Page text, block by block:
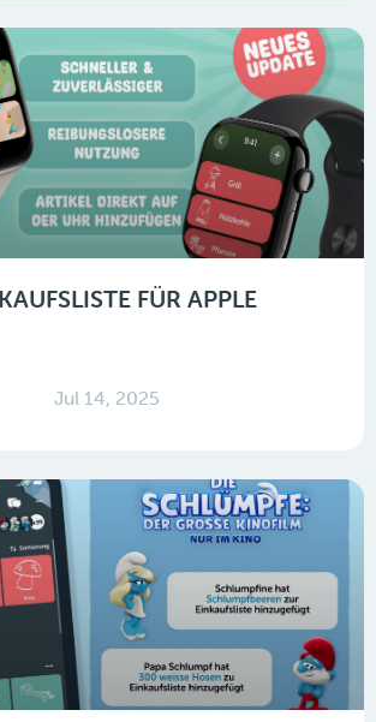
FÜR APPLE
Jul 14, 2025